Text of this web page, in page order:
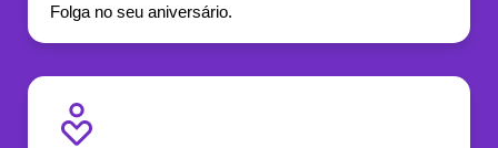
Folga no seu aniversário.